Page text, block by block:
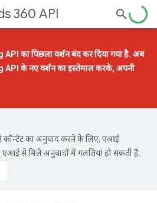
360 API
का पिछला वर्शन बंद कर दिया गया है. अब
के नए वर्शनका इस्तेमाल करके, अपनी
कॉन्टेंट का अनुवाद करने के लिए, एआई
एआई से मिले अनुवादों में गलतियां हो सकती हैं.